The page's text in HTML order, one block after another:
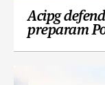
Acipg
preparam